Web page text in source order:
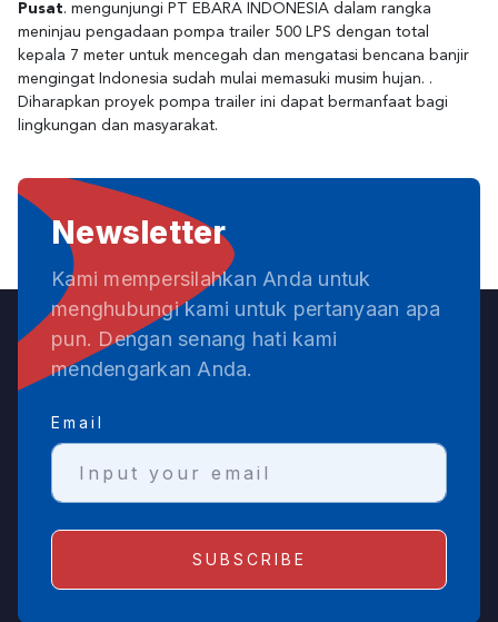
Pusat. mengunjungi PT EBARA INDONESIA dalam rangka
meninjau pengadaan pompa trailer 500 LPS dengan total
kepala 7 meter untuk mencegah dan mengatasi bencana banjir
mengingat Indonesia sudah mulai memasuki musim hujan. .
Diharapkan proyek pompa trailer ini dapat bermanfaat bagi
lingkungan dan masyarakat.
Newsletter
Kami mempersilahkan Anda untuk
menghubungi kami untuk pertanyaan apa
pun. Dengan senang hati kami
mendengarkan Anda.
Email